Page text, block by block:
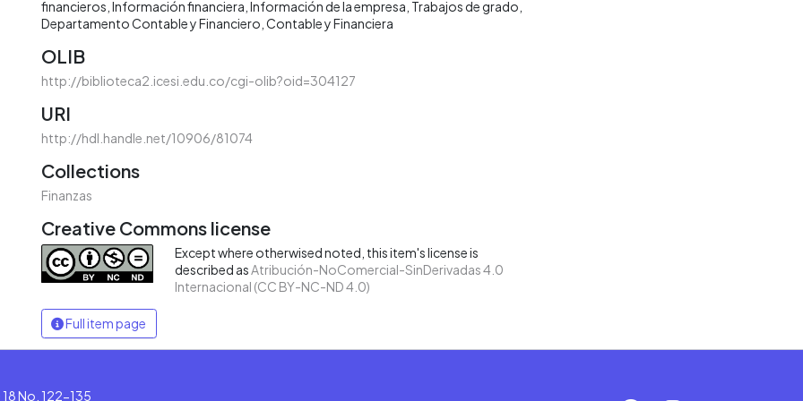
financieros Información financiera Información de la empresa Trabajos de grado
Departamento Contable y Financiero Contable y Financiera
OLIB
http://biblioteca2.icesi.edu.co/cgi-olib?oid=304127
URI
http://hdl.handle.net/10906/81074
Collections
Finanzas
Creative Commons license
Except where otherwised noted, this item's license is
described as Atribución-NoComercial-SinDerivadas 4.0
Internacional (CC BY-NC-ND 4.0)
Full item page
No. 122-135